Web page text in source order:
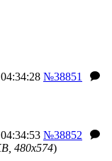
№38851
№38852
480x574)